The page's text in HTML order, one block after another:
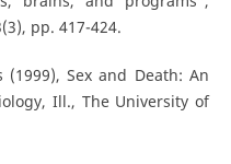
pp. 417-424.
Sex and Death: An
Ill., The University of